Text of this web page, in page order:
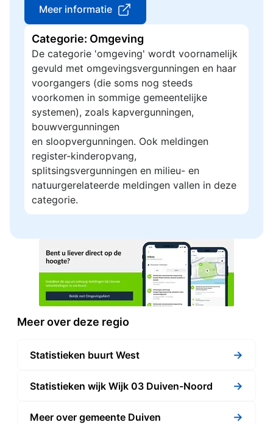
Meer informatie
Categorie: Omgeving
De categorie 'omgeving' wordt voornamelijk
gevuld met omgevingsvergunningen en haar
voorgangers (die soms nog steeds
voorkomen in sommige gemeentelijke
systemen), zoals kapvergunningen,
bouwvergunningen
en sloopvergunningen. Ook meldingen
register-kinderopvang,
splitsingsvergunningen en milieu- en
natuurgerelateerde meldingen vallen in deze
categorie.
Meer over deze regio
Statistieken buurt West →
Statistieken wijk Wijk 03 Duiven-Noord →
Meer over gemeente Duiven →